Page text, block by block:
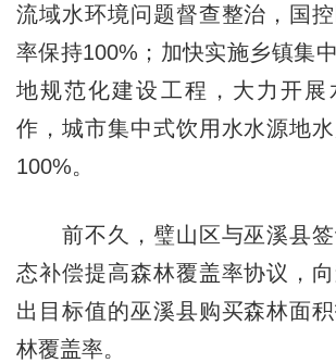
流域水环境问题督查整治，国
率保持100%；加快实施乡镇集
地规范化建设工程，大力开展
作，城市集中式饮用水水源地
100%。
前不久，璧山区与巫溪县签
态补偿提高森林覆盖率协议，
出目标值的巫溪县购买森林面
林覆盖率。